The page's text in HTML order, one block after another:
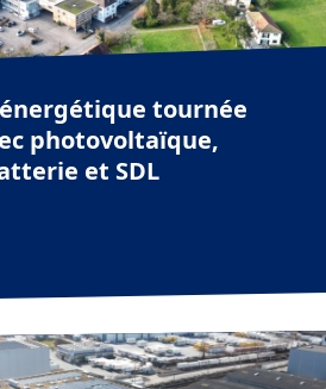
tournée
photovoltaïque,
et SDL